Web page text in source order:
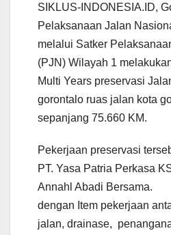
SIKLUS-INDONESIA.ID,
Pelaksanaan Jalan
melalui Satker
(PJN) Wilayah 1
Multi Years preservasi
gorontalo ruas jalan kota
sepanjang 75.660 KM.
Pekerjaan preservasi
PT. Yasa Patria Perkasa
Annahl Abadi Bersama.
dengan Item pekerjaan
jalan, drainase,